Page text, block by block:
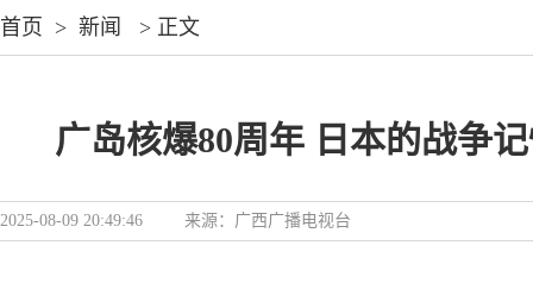
首页 > 新闻 > 正文
广岛核爆80周年 日本的战争
2025-08-09 20:49:46 来源： 广西广播电视台